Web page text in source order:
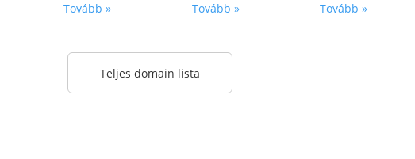
Tovább » Tovább » Tovább »
Teljes domain lista